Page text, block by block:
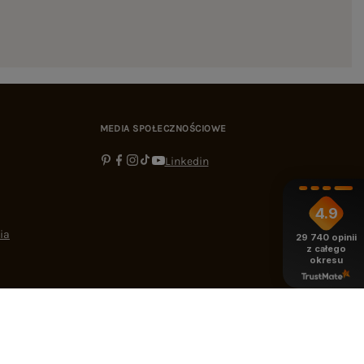
MEDIA SPOŁECZNOŚCIOWE
Linkedin
4.9
29 740 opinii
z całego
okresu